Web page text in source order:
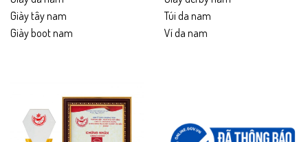
Giày tây nam
Giày boot nam
Túi da nam
Ví da nam